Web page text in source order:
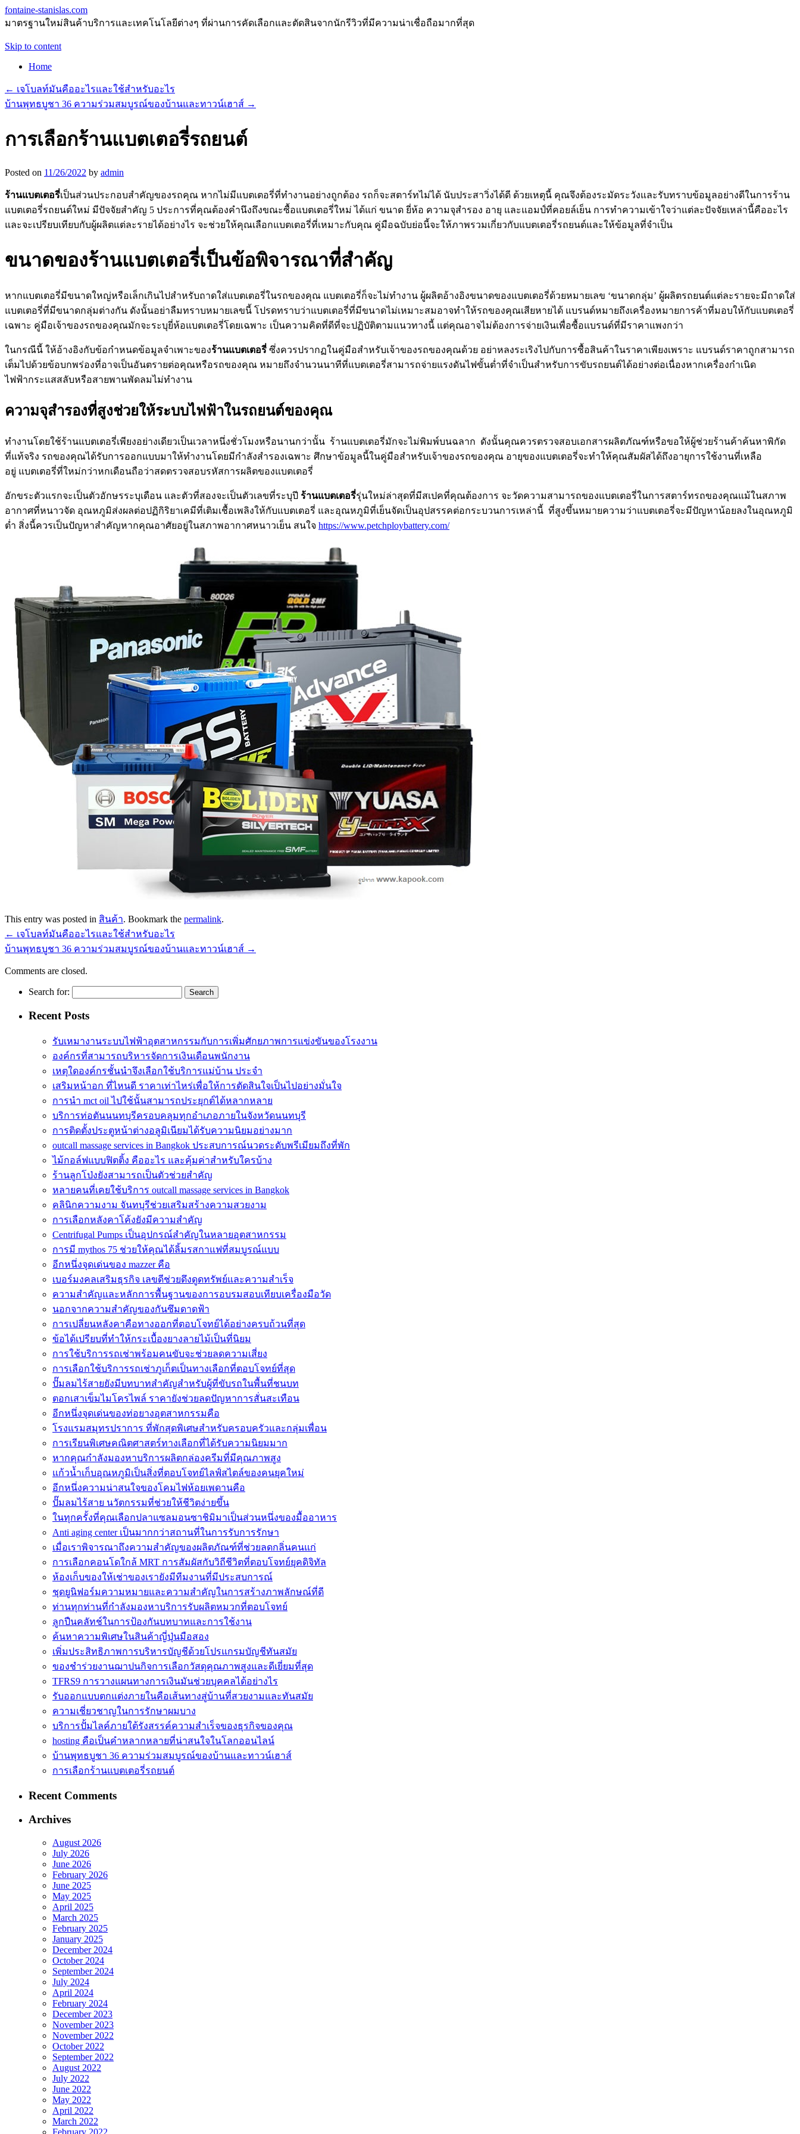
fontaine-stanislas.com
มาตรฐานใหม่สินค้าบริการและเทคโนโลยีต่างๆ ที่ผ่านการคัดเลือกและตัดสินจากนักรีวิวที่มีความน่าเชื่อถือมากที่สุด
Skip to content
Home
← เจโบลท์มันคืออะไรและใช้สำหรับอะไร
บ้านพุทธบูชา 36 ความร่วมสมบูรณ์ของบ้านและทาวน์เฮาส์ →
การเลือกร้านแบตเตอรี่รถยนต์
Posted on 11/26/2022 by admin
ร้านแบตเตอรี่เป็นส่วนประกอบสำคัญของรถคุณ หากไม่มีแบตเตอรี่ที่ทำงานอย่างถูกต้อง รถก็จะสตาร์ทไม่ได้ นับประสาวิ่งได้ดี ด้วยเหตุนี้ คุณจึงต้องระมัดระวังและรับทราบข้อมูลอย่างดีในการร้าน
แบตเตอรี่รถยนต์ใหม่ มีปัจจัยสำคัญ 5 ประการที่คุณต้องคำนึงถึงขณะซื้อแบตเตอรี่ใหม่ ได้แก่ ขนาด ยี่ห้อ ความจุสำรอง อายุ และแอมป์ที่คอยล์เย็น การทำความเข้าใจว่าแต่ละปัจจัยเหล่านี้คืออะไร
และจะเปรียบเทียบกับผู้ผลิตแต่ละรายได้อย่างไร จะช่วยให้คุณเลือกแบตเตอรี่ที่เหมาะกับคุณ คู่มือฉบับย่อนี้จะให้ภาพรวมเกี่ยวกับแบตเตอรี่รถยนต์และให้ข้อมูลที่จำเป็น
ขนาดของร้านแบตเตอรี่เป็นข้อพิจารณาที่สำคัญ
หากแบตเตอรี่มีขนาดใหญ่หรือเล็กเกินไปสำหรับถาดใส่แบตเตอรี่ในรถของคุณ แบตเตอรี่ก็จะไม่ทำงาน ผู้ผลิตอ้างอิงขนาดของแบตเตอรี่ด้วยหมายเลข ‘ขนาดกลุ่ม’ ผู้ผลิตรถยนต์แต่ละรายจะมีถาดใส่
แบตเตอรี่ที่มีขนาดกลุ่มต่างกัน ดังนั้นอย่าลืมทราบหมายเลขนี้ โปรดทราบว่าแบตเตอรี่ที่มีขนาดไม่เหมาะสมอาจทำให้รถของคุณเสียหายได้ แบรนด์หมายถึงเครื่องหมายการค้าที่มอบให้กับแบตเตอรี่
เฉพาะ คู่มือเจ้าของรถของคุณมักจะระบุยี่ห้อแบตเตอรี่โดยเฉพาะ เป็นความคิดที่ดีที่จะปฏิบัติตามแนวทางนี้ แต่คุณอาจไม่ต้องการจ่ายเงินเพื่อซื้อแบรนด์ที่มีราคาแพงกว่า
ในกรณีนี้ ให้อ้างอิงกับข้อกำหนดข้อมูลจำเพาะของร้านแบตเตอรี่ ซึ่งควรปรากฏในคู่มือสำหรับเจ้าของรถของคุณด้วย อย่าหลงระเริงไปกับการซื้อสินค้าในราคาเพียงเพราะ แบรนด์ราคาถูกสามารถ
เต็มไปด้วยข้อบกพร่องที่อาจเป็นอันตรายต่อคุณหรือรถของคุณ หมายถึงจำนวนนาทีที่แบตเตอรี่สามารถจ่ายแรงดันไฟขั้นต่ำที่จำเป็นสำหรับการขับรถยนต์ได้อย่างต่อเนื่องหากเครื่องกำเนิด
ไฟฟ้ากระแสสลับหรือสายพานพัดลมไม่ทำงาน
ความจุสำรองที่สูงช่วยให้ระบบไฟฟ้าในรถยนต์ของคุณ
ทำงานโดยใช้ร้านแบตเตอรี่เพียงอย่างเดียวเป็นเวลาหนึ่งชั่วโมงหรือนานกว่านั้น ร้านแบตเตอรี่มักจะไม่พิมพ์บนฉลาก ดังนั้นคุณควรตรวจสอบเอกสารผลิตภัณฑ์หรือขอให้ผู้ช่วยร้านค้าค้นหาพิกัด
ที่แท้จริง รถของคุณได้รับการออกแบบมาให้ทำงานโดยมีกำลังสำรองเฉพาะ ศึกษาข้อมูลนี้ในคู่มือสำหรับเจ้าของรถของคุณ อายุของแบตเตอรี่จะทำให้คุณสัมผัสได้ถึงอายุการใช้งานที่เหลือ
อยู่ แบตเตอรี่ที่ใหม่กว่าหกเดือนถือว่าสดตรวจสอบรหัสการผลิตของแบตเตอรี่
อักขระตัวแรกจะเป็นตัวอักษรระบุเดือน และตัวที่สองจะเป็นตัวเลขที่ระบุปี ร้านแบตเตอรี่รุ่นใหม่ล่าสุดที่มีสเปคที่คุณต้องการ จะวัดความสามารถของแบตเตอรี่ในการสตาร์ทรถของคุณแม้ในสภาพ
อากาศที่หนาวจัด อุณหภูมิส่งผลต่อปฏิกิริยาเคมีที่เติมเชื้อเพลิงให้กับแบตเตอรี่ และอุณหภูมิที่เย็นจัดเป็นอุปสรรคต่อกระบวนการเหล่านี้ ที่สูงขึ้นหมายความว่าแบตเตอรี่จะมีปัญหาน้อยลงในอุณหภูมิ
ต่ำ สิ่งนี้ควรเป็นปัญหาสำคัญหากคุณอาศัยอยู่ในสภาพอากาศหนาวเย็น สนใจ https://www.petchploybattery.com/
This entry was posted in สินค้า. Bookmark the permalink.
← เจโบลท์มันคืออะไรและใช้สำหรับอะไร
บ้านพุทธบูชา 36 ความร่วมสมบูรณ์ของบ้านและทาวน์เฮาส์ →
Comments are closed.
Search for:
Recent Posts
รับเหมางานระบบไฟฟ้าอุตสาหกรรมกับการเพิ่มศักยภาพการแข่งขันของโรงงาน
องค์กรที่สามารถบริหารจัดการเงินเดือนพนักงาน
เหตุใดองค์กรชั้นนำจึงเลือกใช้บริการแม่บ้าน ประจำ
เสริมหน้าอก ที่ไหนดี ราคาเท่าไหร่เพื่อให้การตัดสินใจเป็นไปอย่างมั่นใจ
การนำ mct oil ไปใช้นั้นสามารถประยุกต์ได้หลากหลาย
บริการท่อตันนนทบุรีครอบคลุมทุกอำเภอภายในจังหวัดนนทบุรี
การติดตั้งประตูหน้าต่างอลูมิเนียมได้รับความนิยมอย่างมาก
outcall massage services in Bangkok ประสบการณ์นวดระดับพรีเมียมถึงที่พัก
ไม้กอล์ฟแบบฟิตติ้ง คืออะไร และคุ้มค่าสำหรับใครบ้าง
ร้านลูกโป่งยังสามารถเป็นตัวช่วยสำคัญ
หลายคนที่เคยใช้บริการ outcall massage services in Bangkok
คลินิกความงาม จันทบุรีช่วยเสริมสร้างความสวยงาม
การเลือกหลังคาโค้งยังมีความสำคัญ
Centrifugal Pumps เป็นอุปกรณ์สำคัญในหลายอุตสาหกรรม
การมี mythos 75 ช่วยให้คุณได้ลิ้มรสกาแฟที่สมบูรณ์แบบ
อีกหนึ่งจุดเด่นของ mazzer คือ
เบอร์มงคลเสริมธุรกิจ เลขดีช่วยดึงดูดทรัพย์และความสำเร็จ
ความสำคัญและหลักการพื้นฐานของการอบรมสอบเทียบเครื่องมือวัด
นอกจากความสำคัญของกันซึมดาดฟ้า
การเปลี่ยนหลังคาคือทางออกที่ตอบโจทย์ได้อย่างครบถ้วนที่สุด
ข้อได้เปรียบที่ทำให้กระเบื้องยางลายไม้เป็นที่นิยม
การใช้บริการรถเช่าพร้อมคนขับจะช่วยลดความเสี่ยง
การเลือกใช้บริการรถเช่าภูเก็ตเป็นทางเลือกที่ตอบโจทย์ที่สุด
ปั๊มลมไร้สายยังมีบทบาทสำคัญสำหรับผู้ที่ขับรถในพื้นที่ชนบท
ตอกเสาเข็มไมโครไพล์ ราคายังช่วยลดปัญหาการสั่นสะเทือน
อีกหนึ่งจุดเด่นของท่อยางอุตสาหกรรมคือ
โรงแรมสมุทรปราการ ที่พักสุดพิเศษสำหรับครอบครัวและกลุ่มเพื่อน
การเรียนพิเศษคณิตศาสตร์ทางเลือกที่ได้รับความนิยมมาก
หากคุณกำลังมองหาบริการผลิตกล่องครีมที่มีคุณภาพสูง
แก้วน้ำเก็บอุณหภูมิเป็นสิ่งที่ตอบโจทย์ไลฟ์สไตล์ของคนยุคใหม่
อีกหนึ่งความน่าสนใจของโคมไฟห้อยเพดานคือ
ปั๊มลมไร้สาย นวัตกรรมที่ช่วยให้ชีวิตง่ายขึ้น
ในทุกครั้งที่คุณเลือกปลาแซลมอนซาชิมิมาเป็นส่วนหนึ่งของมื้ออาหาร
Anti aging center เป็นมากกว่าสถานที่ในการรับการรักษา
เมื่อเราพิจารณาถึงความสำคัญของผลิตภัณฑ์ที่ช่วยลดกลิ่นคนแก่
การเลือกคอนโดใกล้ MRT การสัมผัสกับวิถีชีวิตที่ตอบโจทย์ยุคดิจิทัล
ห้องเก็บของให้เช่าของเรายังมีทีมงานที่มีประสบการณ์
ชุดยูนิฟอร์มความหมายและความสำคัญในการสร้างภาพลักษณ์ที่ดี
ท่านทุกท่านที่กำลังมองหาบริการรับผลิตหมวกที่ตอบโจทย์
ลูกปืนคลัทช์ในการป้องกันบทบาทและการใช้งาน
ค้นหาความพิเศษในสินค้าญี่ปุ่นมือสอง
เพิ่มประสิทธิภาพการบริหารบัญชีด้วยโปรแกรมบัญชีทันสมัย
ของชำร่วยงานฌาปนกิจการเลือกวัสดุคุณภาพสูงและดีเยี่ยมที่สุด
TFRS9 การวางแผนทางการเงินมันช่วยบุคคลได้อย่างไร
รับออกแบบตกแต่งภายในคือเส้นทางสู่บ้านที่สวยงามและทันสมัย
ความเชี่ยวชาญในการรักษาผมบาง
บริการปั้มไลค์ภายใต้รังสรรค์ความสำเร็จของธุรกิจของคุณ
hosting คือเป็นคำหลากหลายที่น่าสนใจในโลกออนไลน์
บ้านพุทธบูชา 36 ความร่วมสมบูรณ์ของบ้านและทาวน์เฮาส์
การเลือกร้านแบตเตอรี่รถยนต์
Recent Comments
Archives
August 2026
July 2026
June 2026
February 2026
June 2025
May 2025
April 2025
March 2025
February 2025
January 2025
December 2024
October 2024
September 2024
July 2024
April 2024
February 2024
December 2023
November 2023
November 2022
October 2022
September 2022
August 2022
July 2022
June 2022
May 2022
April 2022
March 2022